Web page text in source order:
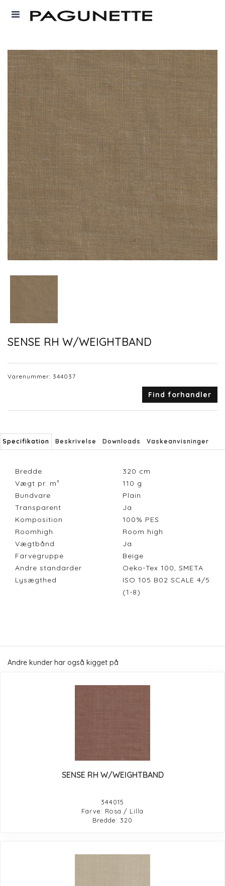
SENSE RH W/WEIGHTBAND
Varenummer: 344037
Find forhandler
Specifikation Beskrivelse Downloads Vaskeanvisninger
Bredde 320 cm
Vægt pr. m²
110 g
Bundvare
Plain
Transparent
Ja
Komposition
100% PES
Roomhigh
Room high
Vægtbånd
Ja
Farvegruppe
Beige
Andre standarder
Oeko-Tex 100, SMETA
Lysægthed
ISO 105 B02 SCALE 4/5
(1-8)
Andre kunder har også kigget på
SENSE RH W/WEIGHTBAND
344015
Farve: Rosa / Lilla
Bredde: 320